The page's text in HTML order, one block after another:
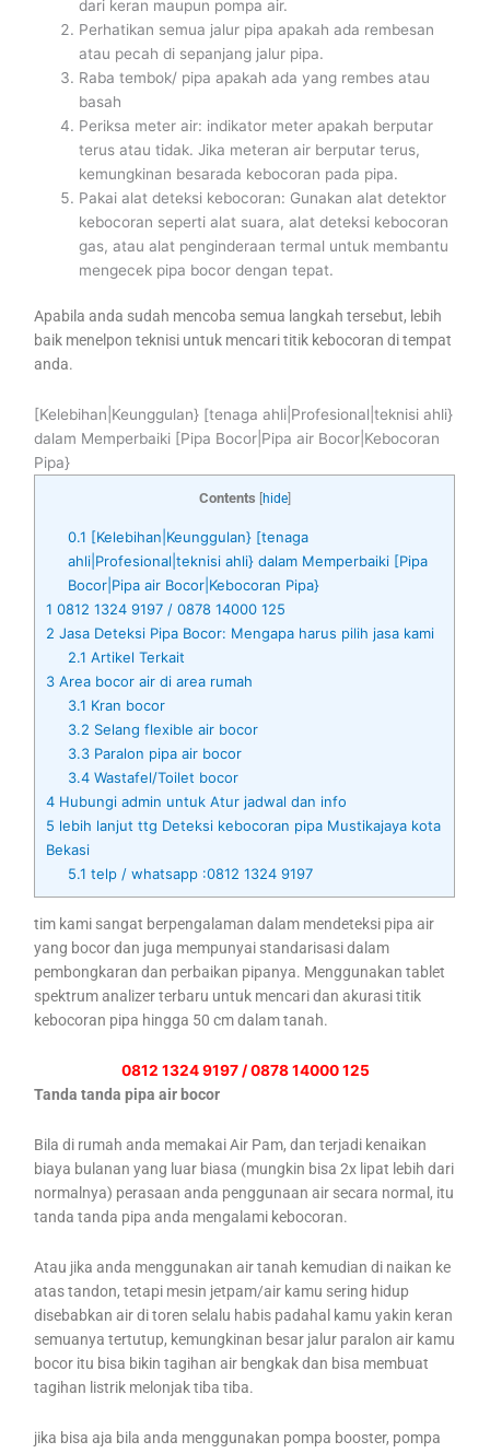
dari keran maupun pompa air.
Perhatikan semua jalur pipa apakah ada rembesan
atau pecah di sepanjang jalur pipa.
Raba tembok/ pipa apakah ada yang rembes atau
basah
Periksa meter air: indikator meter apakah berputar
terus atau tidak. Jika meteran air berputar terus,
kemungkinan besarada kebocoran pada pipa.
Pakai alat deteksi kebocoran: Gunakan alat detektor
kebocoran seperti alat suara, alat deteksi kebocoran
gas, atau alat penginderaan termal untuk membantu
mengecek pipa bocor dengan tepat.
Apabila anda sudah mencoba semua langkah tersebut, lebih
baik menelpon teknisi untuk mencari titik kebocoran di tempat
anda.
[Kelebihan|Keunggulan} [tenaga ahli|Profesional|teknisi ahli}
dalam Memperbaiki [Pipa Bocor|Pipa air Bocor|Kebocoran
Pipa}
Contents hide]
0.1 [Kelebihan|Keunggulan} [tenaga
ahli|Profesional|teknisi ahli} dalam Memperbaiki [Pipa
Bocor|Pipa air Bocor|Kebocoran Pipa}
1 0812 1324 9197 / 0878 14000 125
2 Jasa Deteksi Pipa Bocor: Mengapa harus pilih jasa kami
2.1 Artikel Terkait
3 Area bocor air di area rumah
3.1 Kran bocor
3.2 Selang flexible air bocor
3.3Paralon pipa air bocor
3.4Wastafel/Toilet bocor
4 Hubungi admin untuk Atur jadwal dan info
5 lebih lanjut ttg Deteksi kebocoran pipa Mustikajaya kota
Bekasi
5.1 telp / whatsapp :0812 1324 9197
tim kami sangat berpengalaman dalam mendeteksi pipa air
yang bocor dan juga mempunyai standarisasi dalam
pembongkaran dan perbaikan pipanya. Menggunakan tablet
spektrum analizer terbaru untuk mencari dan akurasi titik
kebocoran pipa hingga 50 cm dalam tanah.
0812 1324 9197 / 0878 14000 125
Tanda tanda pipa air bocor
Bila di rumah anda memakai Air Pam, dan terjadi kenaikan
biaya bulanan yang luar biasa (mungkin bisa 2x lipat lebih dari
normalnya) perasaan anda penggunaan air secara normal, itu
tanda tanda pipa anda mengalami kebocoran.
Atau jika anda menggunakan air tanah kemudian di naikan ke
atas tandon, tetapi mesin jetpam/air kamu sering hidup
disebabkan air di toren selalu habis padahal kamu yakin keran
semuanya tertutup, kemungkinan besar jalur paralon air kamu
bocor itu bisa bikin tagihan air bengkak dan bisa membuat
tagihan listrik melonjak tiba tiba.
jika bisa aja bila anda menggunakan pompa booster, pompa